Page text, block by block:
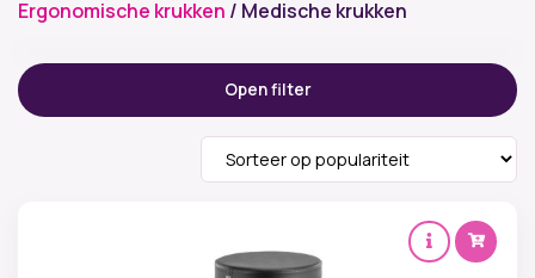
Ergonomische krukken / Medische krukken
Prijs:€ 337—€ 1.558
Open filter